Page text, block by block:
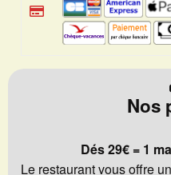
Nos
Dés 29€ = 1
Le restaurant vous offre